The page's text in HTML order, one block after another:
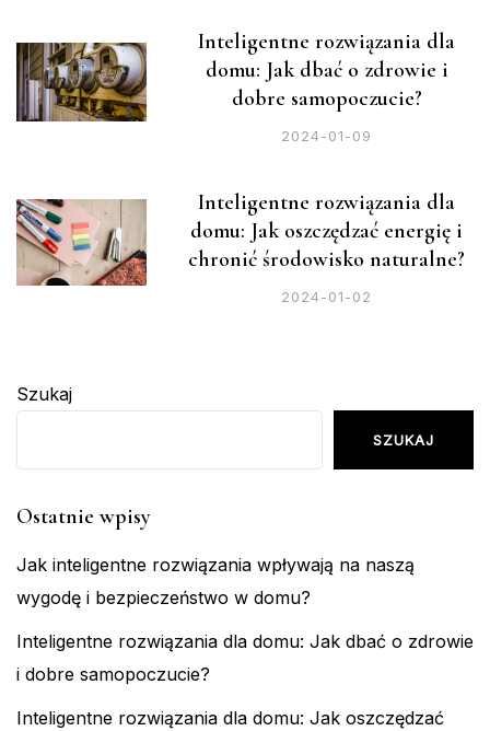
Inteligentne rozwiązania dla
domu: Jak dbać o zdrowie i
dobre samopoczucie?
2024-01-09
Inteligentne rozwiązania dla
domu: Jak oszczędzać energię i
chronić środowisko naturalne?
2024-01-02
Szukaj
SZUKAJ
Ostatnie wpisy
Jak inteligentne rozwiązania wpływają na naszą
wygodę i bezpieczeństwo w domu?
Inteligentne rozwiązania dla domu: Jak dbać o zdrowie
i dobre samopoczucie?
Inteligentne rozwiązania dla domu: Jak oszczędzać